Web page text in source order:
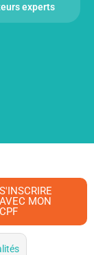
experts
S'INSCRIRE
AVEC MON
CPF